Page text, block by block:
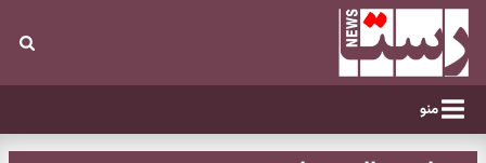
منو